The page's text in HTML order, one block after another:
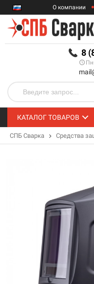
RUB
О компании
8
КАТАЛОГ ТОВАРОВ
СПБ Сварка Средства